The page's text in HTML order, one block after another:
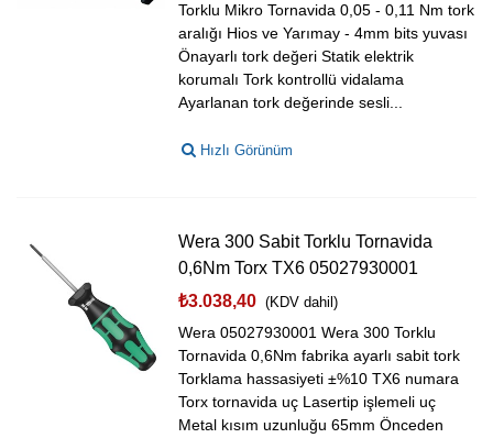
Torklu Mikro Tornavida 0,05 - 0,11 Nm tork
aralığı Hios ve Yarımay - 4mm bits yuvası
Önayarlı tork değeri Statik elektrik
korumalı Tork kontrollü vidalama
Ayarlanan tork değerinde sesli...
Hızlı Görünüm
Wera 300 Sabit Torklu Tornavida
0,6Nm Torx TX6 05027930001
₺3.038,40 (KDV dahil)
Wera 05027930001 Wera 300 Torklu
Tornavida 0,6Nm fabrika ayarlı sabit tork
Torklama hassasiyeti ±%10 TX6 numara
Torx tornavida uç Lasertip işlemeli uç
Metal kısım uzunluğu 65mm Önceden